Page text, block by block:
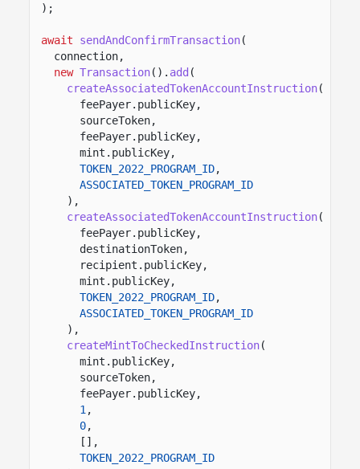
);
await sendAndConfirmTransaction(
connection,
new Transaction(). add (
createAssociatedTokenAccountInstruction(
feePayer.publicKey,
sourceToken,
feePayer.publicKey,
mint.publicKey,
TOKEN_2022_PROGRAM_ID,
ASSOCIATED_TOKEN_PROGRAM_ID
),
createAssociatedTokenAccountInstruction(
feePayer.publicKey,
destinationToken,
recipient.publicKey,
mint.publicKey,
TOKEN_2022_PROGRAM_ID,
ASSOCIATED_TOKEN_PROGRAM_ID
),
createMintToCheckedInstruction(
mint.publicKey,
sourceToken,
feePayer.publicKey,
1 ,
0,
[],
TOKEN_2022_PROGRAM_ID